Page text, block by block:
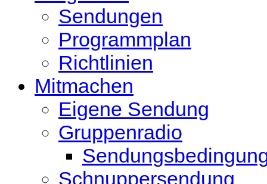
Sendungen
Programmplan
Richtlinien
Mitmachen
Eigene Sendung
Gruppenradio
Schnuppersendung